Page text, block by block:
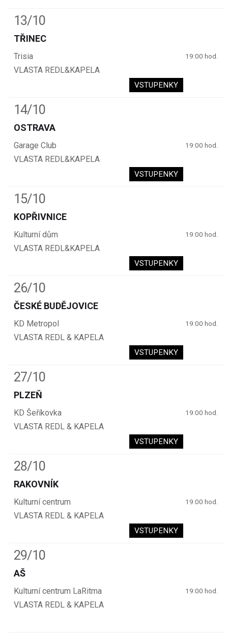
13/10
TŘINEC
Trisia 19:00 hod.
VLASTA REDL&KAPELA
VSTUPENKY
14/10
OSTRAVA
Garage Club 19:00 hod.
VLASTA REDL&KAPELA
VSTUPENKY
15/10
KOPŘIVNICE
Kulturní dům 19:00 hod.
VLASTA REDL&KAPELA
VSTUPENKY
26/10
ČESKÉ BUDĚJOVICE
KD Metropol 19:00 hod.
VLASTA REDL & KAPELA
VSTUPENKY
27/10
PLZEŇ
KD Šeříkovka 19:00 hod.
VLASTA REDL & KAPELA
VSTUPENKY
28/10
RAKOVNÍK
Kulturní centrum 19:00 hod.
VLASTA REDL & KAPELA
VSTUPENKY
29/10
AŠ
Kulturní centrum LaRitma 19:00 hod.
VLASTA REDL & KAPELA